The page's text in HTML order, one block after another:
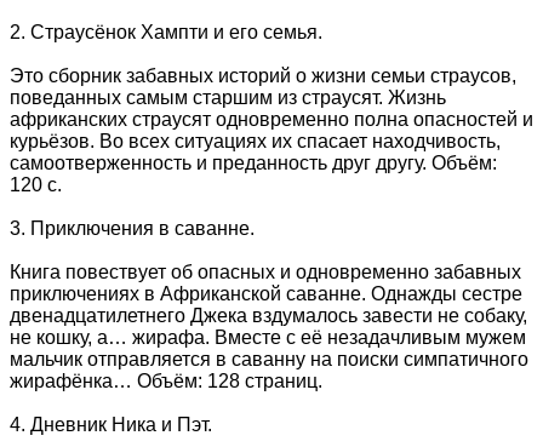
2. Страусёнок Хампти и его семья.
Это сборник забавных историй о жизни семьи страусов,
поведанных самым старшим из страусят. Жизнь
африканских страусят одновременно полна опасностей и
курьёзов. Во всех ситуациях их спасает находчивость,
самоотверженность и преданность друг другу. Объём:
120 с.
3. Приключения в саванне.
Книга повествует об опасных и одновременно забавных
приключениях в Африканской саванне. Однажды сестре
двенадцатилетнего Джека вздумалось завести не собаку,
не кошку, а… жирафа. Вместе с её незадачливым мужем
мальчик отправляется в саванну на поиски симпатичного
жирафёнка… Объём: 128 страниц.
4. Дневник Ника и Пэт.